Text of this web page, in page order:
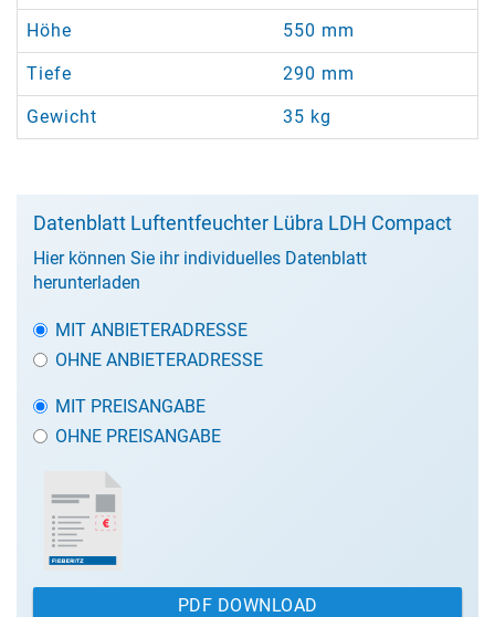
Höhe 550 mm
Tiefe 290 mm
Gewicht 35 kg
Datenblatt Luftentfeuchter Lübra LDH Compact
Hier können Sie ihr individuelles Datenblatt
herunterladen
MIT ANBIETERADRESSE
OHNE ANBIETERADRESSE
MIT PREISANGABE
OHNE PREISANGABE
PDF DOWNLOAD